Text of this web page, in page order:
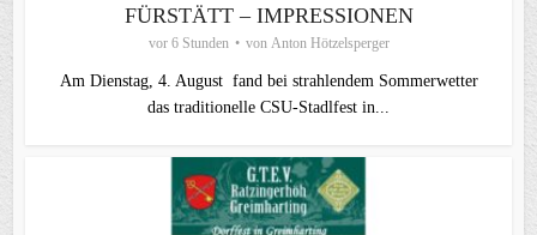
FÜRSTÄTT – IMPRESSIONEN
vor 6 Stunden von Anton Hötzelsperger
Am Dienstag, 4. August fand bei strahlendem Sommerwetter
das traditionelle CSU-Stadlfest in...